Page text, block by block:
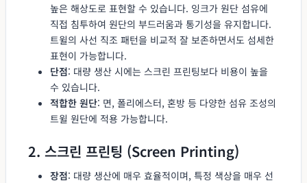
높은 해상도로 표현할 수 있습니다. 잉크가 원단 섬유에
직접 침투하여 원단의 부드러움과 통기성을 유지합니다.
트윌의 사선 직조 패턴을 비교적 잘 보존하면서도 섬세한
표현이 가능합니다.
단점: 대량 생산 시에는 스크린 프린팅보다 비용이 높을
수 있습니다.
적합한 원단: 면, 폴리에스터, 혼방 등 다양한 섬유 조성의
트윌 원단에 적용 가능합니다.
2. 스크린 프린팅 (Screen Printing)
장점: 대량 생산에 매우 효율적이며, 특정 색상을 매우 선